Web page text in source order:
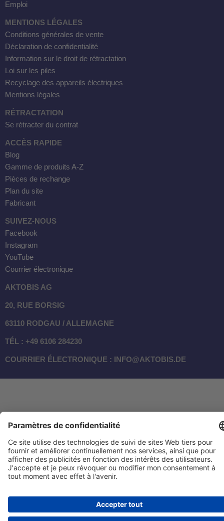
Emploi
MENTIONS LÉGALES
Conditions générales de vente
Déclaration de confidentialité
Information sur le droit de rétractation
Loi sur les piles
Recyclage des appareils électriques
Mentions légales
RÉTRACTATION
Se rétracter du contrat
ACCÈS RAPIDE
Blog
Gamme de produits A-Z
Pièces de rechange
Plan du site
Fabricant
SUIVEZ-NOUS
Facebook
Instagram
YouTube
Courrier électronique
AKTOBIS AG
20, RUE BORSIG
63110 RODGAU / ALLEMAGNE
TÉL : +49 6106 284230
COURRIER ÉLECTRONIQUE : INFO@AKTOBIS.DE